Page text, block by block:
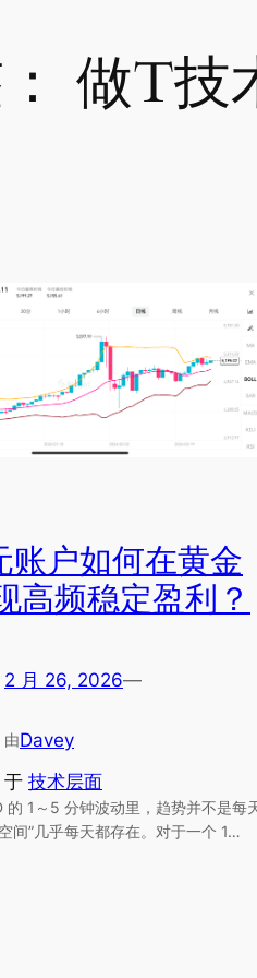
做T技
账户如何在黄金
高频稳定盈利？
2 月 26, 2026—
由Davey
于 技术层面
的 1～5 分钟波动里，趋势并不是每
间”几乎每天都存在。对于一个 1…